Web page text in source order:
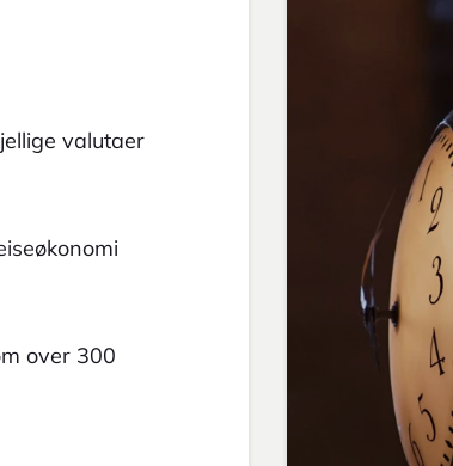
valutaer
over 300